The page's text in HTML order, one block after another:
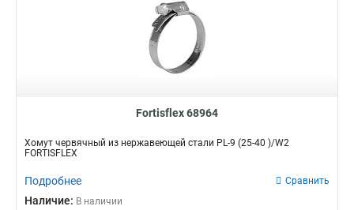
Fortisflex 68964
Хомут червячный из нержавеющей стали PL-9 (25-40 )/W2
FORTISFLEX
Подробнее Сравнить
Наличие: В наличии